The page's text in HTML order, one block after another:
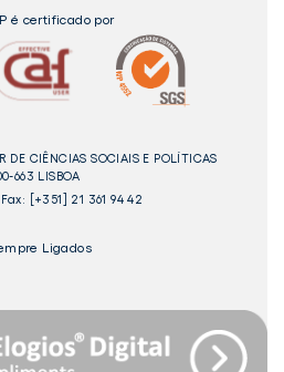
é certificado por
CIÊNCIAS SOCIAIS E POLÍTICAS
663 LISBOA
Fax: [+351] 21 361 94 42
Ligados